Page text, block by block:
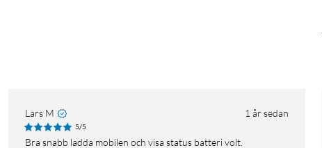
Lars M 1 år sedan
5/5
Bra snabb ladda mobilen och visa status batteri volt.